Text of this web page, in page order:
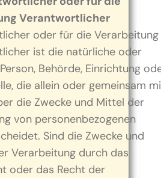
Verantwortlicher
oder für die Verarbeitung
ist die natürliche oder
Behörde, Einrichtung
die allein oder gemeinsam
die Zwecke und Mittel der
von personenbezogenen
Sind die Zwecke und
Verarbeitung durch das
oder das Recht der